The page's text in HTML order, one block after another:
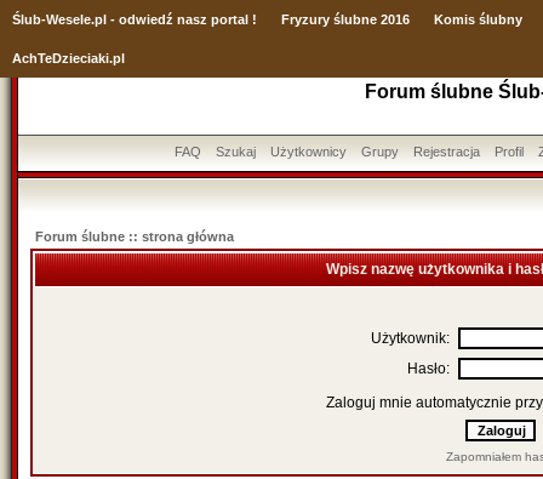
Ślub-Wesele.pl - odwiedź nasz portal ! Fryzury ślubne 2016 Komis ślubny
AchTeDzieciaki.pl
Forum ślubne
FAQ Szukaj Użytkownicy Grupy Rejestracja Profil
Forum ślubne :: strona główna
Wpisz nazwę użytkownika i
Użytkownik:
Hasło:
Zaloguj mnie automatycznie
Zapomniałem